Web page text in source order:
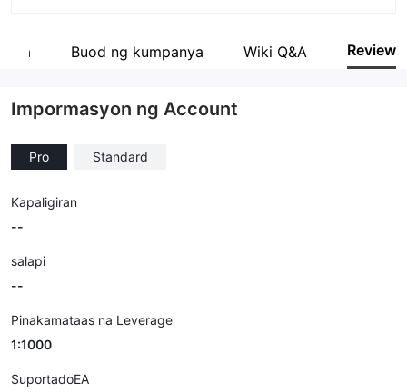
KumpanyaBuod ng kumpanya Wiki Q&A Review
Impormasyon ng Account
Pro Standard
Kapaligiran
--
salapi
--
Pinakamataas na Leverage
1:1000
SuportadoEA